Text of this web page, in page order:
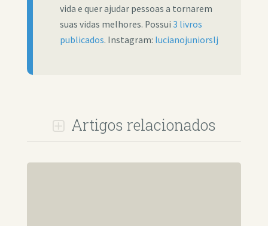
vida e quer ajudar pessoas a tornarem
suas vidas melhores. Possui 3 livros
publicados. Instagram: lucianojuniorslj
Artigos relacionados